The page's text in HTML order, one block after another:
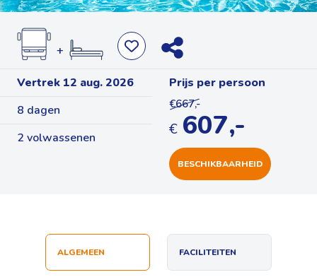
+
Vertrek 12 aug. 2026
8 dagen
2 volwassenen
Prijs per persoon
€667,-
€ 607,-
BESCHIKBAARHEID
ALGEMEEN FACILITEITEN